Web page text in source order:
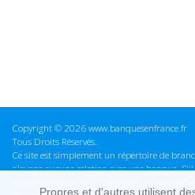
Copyright © 2026 www.banquesenfrance.fr
Tous Droits Réservés.
Ce site est simplement un répertoire de
n'avons aucune relation avec une banque.
avant d'effectuer toute opération, nous ne
Propres et d'autres utilisent